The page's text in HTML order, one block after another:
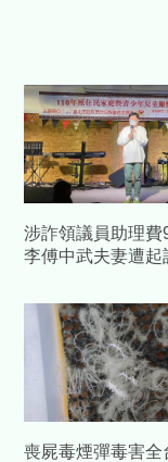
涉詐領議員助理費
李傅中武夫妻遭
喪屍毒煙彈毒害全